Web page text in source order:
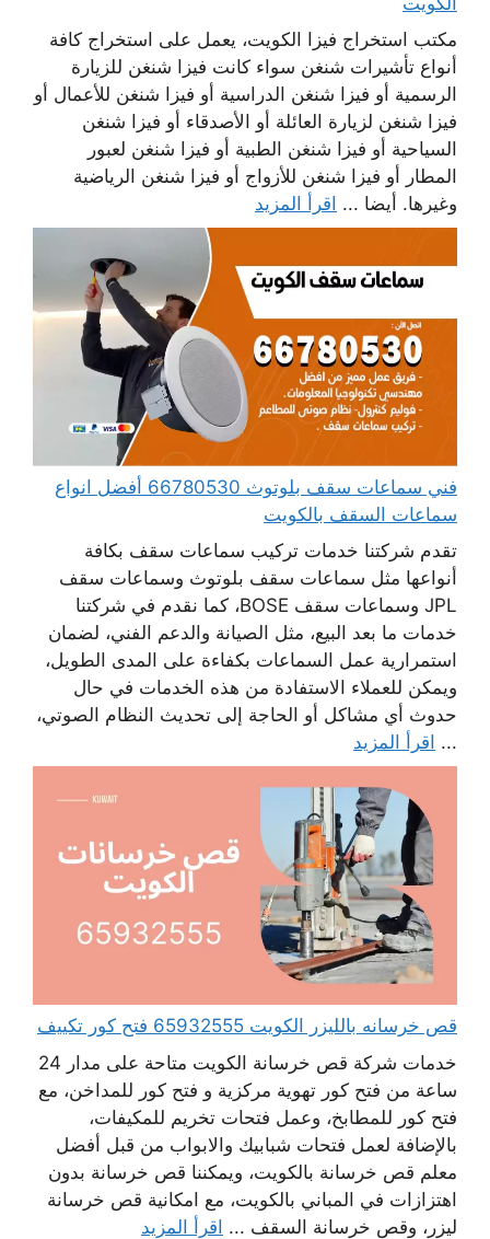
مكتب استخراج فيزا الكويت، يعمل على استخراج كافة
أنواع تأشيرات شنغن سواء كانت فيزا شنغن للزيارة
الرسمية أو فيزا شنغن الدراسية أو فيزا شنغن للأعمال أو
فيزا شنغن لزيارة العائلة أو الأصدقاء أو فيزا شنغن
السياحية أو فيزا شنغن الطبية أو فيزا شنغن لعبور
المطار أو فيزا شنغن للأزواج أو فيزا شنغن الرياضية
وغيرها. أيضا ... اقرأ المزيد
فني سماعات سقف بلوتوث 66780530 أفضل انواع
سماعات السقف بالكويت
تقدم شركتنا خدمات تركيب سماعات سقف بكافة
أنواعها مثل سماعات سقف بلوتوث وسماعات سقف
JPL وسماعات سقف BOSE، كما نقدم في شركتنا
خدمات ما بعد البيع، مثل الصيانة والدعم الفني، لضمان
استمرارية عمل السماعات بكفاءة على المدى الطويل،
ويمكن للعملاء الاستفادة من هذه الخدمات في حال
حدوث أي مشاكل أو الحاجة إلى تحديث النظام الصوتي،
... اقرأ المزيد
قص خرسانه بالليزر الكويت 65932555 فتح كور تكييف
خدمات شركة قص خرسانة الكويت متاحة على مدار 24
ساعة من فتح كور تهوية مركزية و فتح كور للمداخن، مع
فتح كور للمطابخ، وعمل فتحات تخريم للمكيفات،
بالإضافة لعمل فتحات شبابيك والابواب من قبل أفضل
معلم قص خرسانة بالكويت، ويمكننا قص خرسانة بدون
اهتزازات في المباني بالكويت، مع امكانية قص خرسانة
ليزر، وقص خرسانة السقف ... اقرأ المزيد